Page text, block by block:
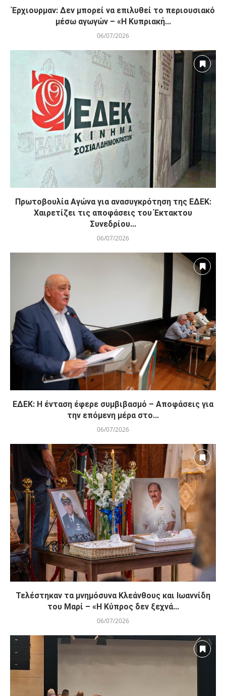
Έρχιουρμαν: Δεν μπορεί να επιλυθεί το περιουσιακό
μέσω αγωγών – «Η Κυπριακή...
06/07/2026
Πρωτοβουλία Αγώνα για ανασυγκρότηση της ΕΔΕΚ:
Χαιρετίζει τις αποφάσεις του Έκτακτου
Συνεδρίου...
06/07/2026
ΕΔΕΚ: Η ένταση έφερε συμβιβασμό – Αποφάσεις για
την επόμενη μέρα στο...
06/07/2026
Τελέστηκαν τα μνημόσυνα Κλεάνθους και Ιωαννίδη
του Μαρί – «Η Κύπρος δεν ξεχνά...
06/07/2026